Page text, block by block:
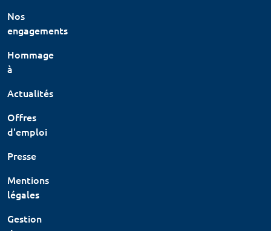
Nos
engagements
Hommage
à
Actualités
Offres
d'emploi
Presse
Mentions
légales
Gestion